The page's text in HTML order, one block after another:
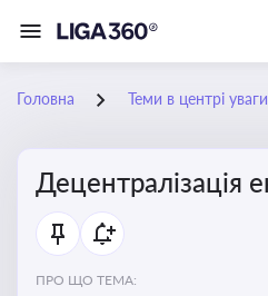
Головна Теми в центрі уваги
Децентралізація
ПРО ЩО ТЕМА: